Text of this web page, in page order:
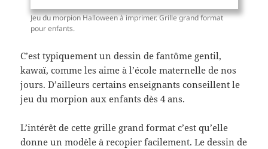
Jeu du morpion Halloween à imprimer. Grille grand format
pour enfants.
C’est typiquement un dessin de fantôme gentil,
kawaï, comme les aime à l’école maternelle de nos
jours. D’ailleurs certains enseignants conseillent le
jeu du morpion aux enfants dès 4 ans.
L’intérêt de cette grille grand format c’est qu’elle
donne un modèle à recopier facilement. Le dessin de